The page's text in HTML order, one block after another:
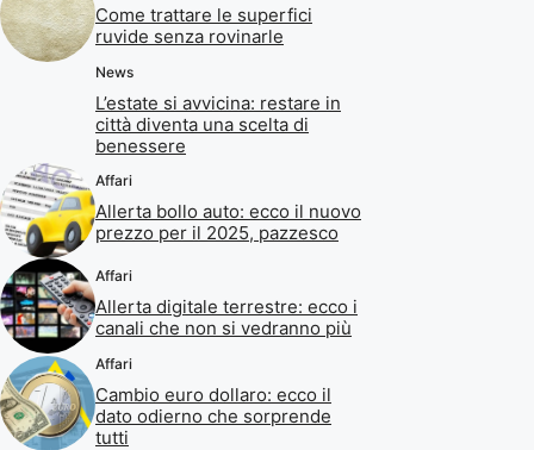
Come trattare le superfici
ruvide senza rovinarle
News
L’estate si avvicina: restare in
città diventa una scelta di
benessere
Affari
Allerta bollo auto: ecco il nuovo
prezzo per il 2025, pazzesco
Affari
Allerta digitale terrestre: ecco i
canali che non si vedranno più
Affari
Cambio euro dollaro: ecco il
dato odierno che sorprende
tutti